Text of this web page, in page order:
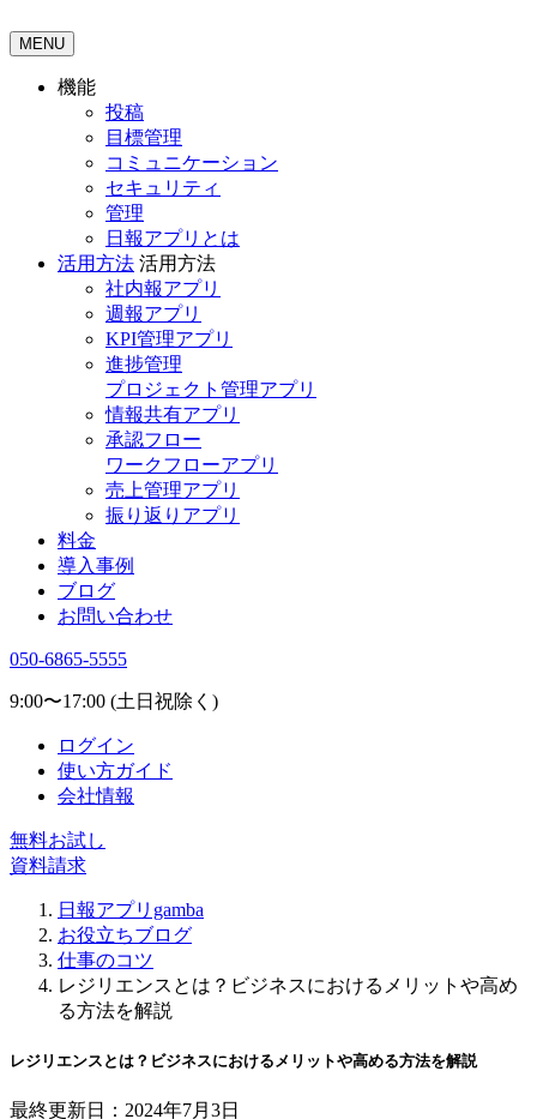
MENU
機能
投稿
目標管理
コミュニケーション
セキュリティ
管理
日報アプリとは
活用方法 活用方法
社内報アプリ
週報アプリ
KPI管理アプリ
進捗管理
プロジェクト管理アプリ
情報共有アプリ
承認フロー
ワークフローアプリ
売上管理アプリ
振り返りアプリ
料金
導入事例
ブログ
お問い合わせ
050-6865-5555
9:00〜17:00 (土日祝除く)
ログイン
使い方ガイド
会社情報
無料お試し
資料請求
日報アプリgamba
お役立ちブログ
仕事のコツ
レジリエンスとは？ビジネスにおけるメリットや高め
る方法を解説
レジリエンスとは？ビジネスにおけるメリットや高める方法を解説
最終更新日：2024年7月3日